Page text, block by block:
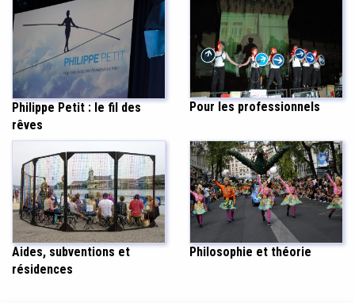
Philippe Petit : le fil des
rêves
Pour les professionnels
Aides, subventions et
résidences
Philosophie et théorie